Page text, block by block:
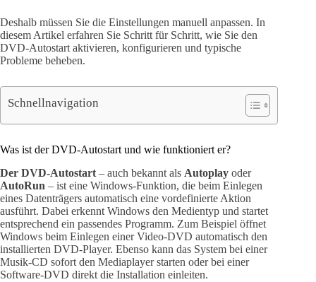
Deshalb müssen Sie die Einstellungen manuell anpassen. In
diesem Artikel erfahren Sie Schritt für Schritt, wie Sie den
DVD-Autostart aktivieren, konfigurieren und typische
Probleme beheben.
Schnellnavigation
Was ist der DVD-Autostart und wie funktioniert er?
Der DVD-Autostart – auch bekannt als Autoplay oder
AutoRun – ist eine Windows-Funktion, die beim Einlegen
eines Datenträgers automatisch eine vordefinierte Aktion
ausführt. Dabei erkennt Windows den Medientyp und startet
entsprechend ein passendes Programm. Zum Beispiel öffnet
Windows beim Einlegen einer Video-DVD automatisch den
installierten DVD-Player. Ebenso kann das System bei einer
Musik-CD sofort den Mediaplayer starten oder bei einer
Software-DVD direkt die Installation einleiten.